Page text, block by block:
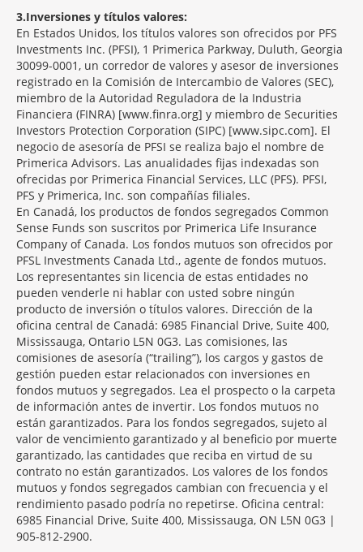
3 Inversiones y títulos valores:
En Estados Unidos, los títulos valores son ofrecidos por PFS
Investments Inc. (PFSI), 1 Primerica Parkway, Duluth, Georgia
30099-0001, un corredor de valores y asesor de inversiones
registrado en la Comisión de Intercambio de Valores (SEC),
miembro de la Autoridad Reguladora de la Industria
Financiera (FINRA) [www.finra.org] y miembro de Securities
Investors Protection Corporation (SIPC) [www.sipc.com]. El
negocio de asesoría de PFSI se realiza bajo el nombre de
Primerica Advisors. Las anualidades fijas indexadas son
ofrecidas por Primerica Financial Services, LLC (PFS). PFSI,
PFS y Primerica, Inc. son compañías filiales.
En Canadá, los productos de fondos segregados Common
Sense Funds son suscritos por Primerica Life Insurance
Company of Canada. Los fondos mutuos son ofrecidos por
PFSL Investments Canada Ltd., agente de fondos mutuos.
Los representantes sin licencia de estas entidades no
pueden venderle ni hablar con usted sobre ningún
producto de inversión o títulos valores. Dirección de la
oficina central de Canadá: 6985 Financial Drive, Suite 400,
Mississauga, Ontario L5N 0G3. Las comisiones, las
comisiones de asesoría (“trailing”), los cargos y gastos de
gestión pueden estar relacionados con inversiones en
fondos mutuos y segregados. Lea el prospecto o la carpeta
de información antes de invertir. Los fondos mutuos no
están garantizados. Para los fondos segregados, sujeto al
valor de vencimiento garantizado y al beneficio por muerte
garantizado, las cantidades que reciba en virtud de su
contrato no están garantizados. Los valores de los fondos
mutuos y fondos segregados cambian con frecuencia y el
rendimiento pasado podría no repetirse. Oficina central:
6985 Financial Drive, Suite 400, Mississauga, ON L5N 0G3 |
905-812-2900.